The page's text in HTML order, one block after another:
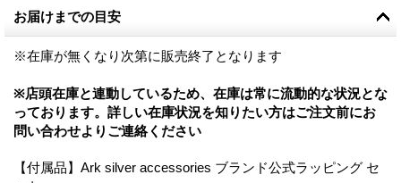
お届けまでの目安
※在庫が無くなり次第に販売終了となります
※店頭在庫と連動しているため、在庫は常に流動的な状況とな
っております。詳しい在庫状況を知りたい方はご注文前にお
問い合わせよりご連絡ください
【付属品】Ark silver accessories ブランド公式ラッピング セ